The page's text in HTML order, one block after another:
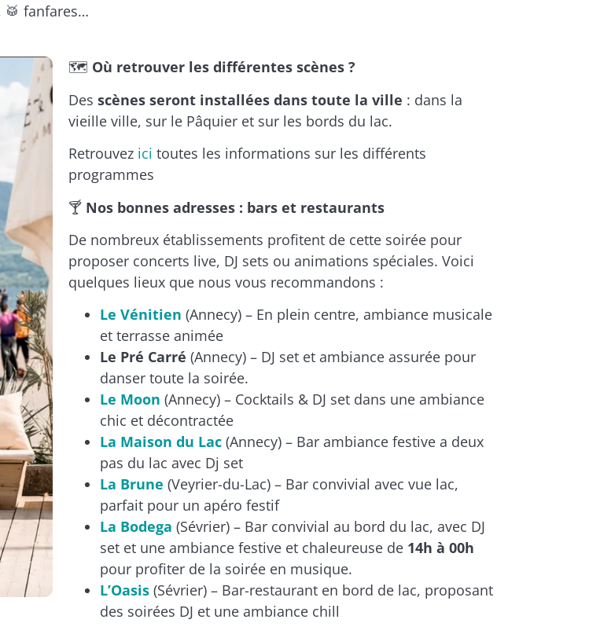
🥁 fanfares…
🗺️ Où retrouver les différentes scènes ?
Des scènes seront installées dans toute la ville : dans la
vieille ville, sur le Pâquier et sur les bords du lac.
Retrouvez ici toutes les informations sur les différents
programmes
🍸 Nos bonnes adresses : bars et restaurants
De nombreux établissements profitent de cette soirée pour
proposer concerts live, DJ sets ou animations spéciales. Voici
quelques lieux que nous vous recommandons :
Le Vénitien (Annecy) – En plein centre, ambiance musicale
et terrasse animée
Le Pré Carré (Annecy) – DJ set et ambiance assurée pour
danser toute la soirée.
Le Moon (Annecy) – Cocktails & DJ set dans une ambiance
chic et décontractée
La Maison du Lac (Annecy) – Bar ambiance festive a deux
pas du lac avec Dj set
La Brune (Veyrier-du-Lac) – Bar convivial avec vue lac,
parfait pour un apéro festif
La Bodega (Sévrier) – Bar convivial au bord du lac, avec DJ
set et une ambiance festive et chaleureuse de 14h à 00h
pour profiter de la soirée en musique.
L’Oasis (Sévrier) – Bar-restaurant en bord de lac, proposant
des soirées DJ et une ambiance chill